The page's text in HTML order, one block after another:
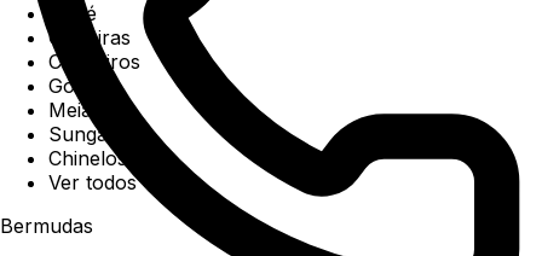
Boné
Carteiras
Chaveiros
Gorros
Meias
Sunga
Chinelos
Ver todos
Bermudas